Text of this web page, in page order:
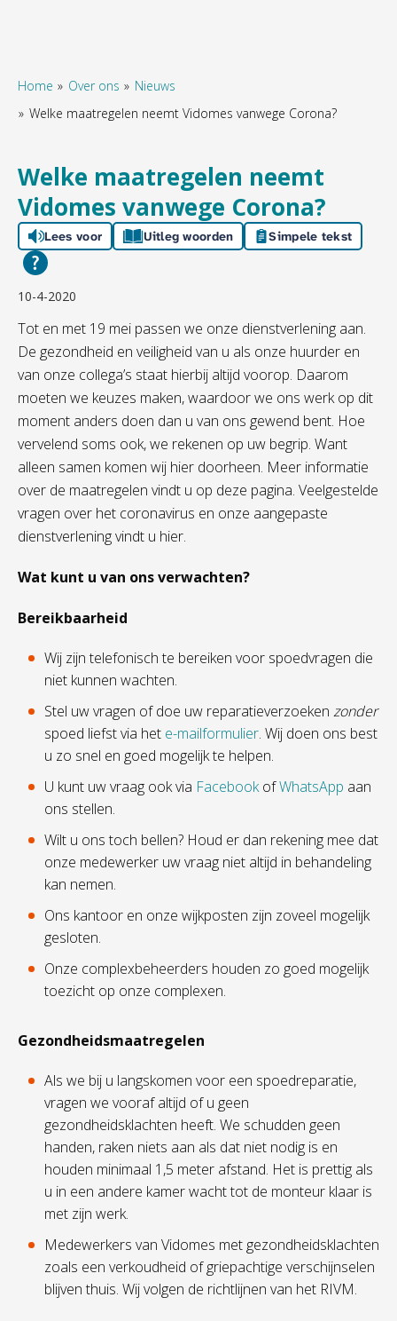
Home Over ons
Nieuws
Welke maatregelen neemt Vidomes vanwege Corona?
Welke maatregelen neemt
Vidomes vanwege Corona?
Lees voor Uitleg woorden Simpele tekst
10-4-2020
Tot en met 19 mei passen we onze dienstverlening aan.
De gezondheid en veiligheid van u als onze huurder en
van onze collega’s staat hierbij altijd voorop. Daarom
moeten we keuzes maken, waardoor we ons werk op dit
moment anders doen dan u van ons gewend bent. Hoe
vervelend soms ook, we rekenen op uw begrip. Want
alleen samen komen wij hier doorheen. Meer informatie
over de maatregelen vindt u op deze pagina. Veelgestelde
vragen over het coronavirus en onze aangepaste
dienstverlening vindt u hier.
Wat kunt u van ons verwachten?
Bereikbaarheid
Wij zijn telefonisch te bereiken voor spoedvragen die
niet kunnen wachten.
Stel uw vragen of doe uw reparatieverzoeken zonder
spoed liefst via het e-mailformulier. Wij doen ons best
u zo snel en goed mogelijk te helpen.
U kunt uw vraag ook via FacebookofWhatsApp aan
ons stellen.
Wilt u ons toch bellen? Houd er dan rekening mee dat
onze medewerker uw vraag niet altijd in behandeling
kan nemen.
Ons kantoor en onze wijkposten zijn zoveel mogelijk
gesloten.
Onze complexbeheerders houden zo goed mogelijk
toezicht op onze complexen.
Gezondheidsmaatregelen
Als we bij u langskomen voor een spoedreparatie,
vragen we vooraf altijd of u geen
gezondheidsklachten heeft. We schudden geen
handen, raken niets aan als dat niet nodig is en
houden minimaal 1,5 meter afstand. Het is prettig als
u in een andere kamer wacht tot de monteur klaar is
met zijn werk.
Medewerkers van Vidomes met gezondheidsklachten
zoals een verkoudheid of griepachtige verschijnselen
blijven thuis. Wij volgen de richtlijnen van het RIVM.